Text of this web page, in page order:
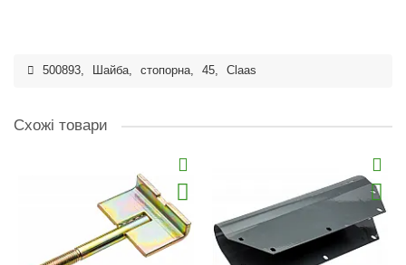
500893, Шайба, стопорна, 45, Claas
Схожі товари